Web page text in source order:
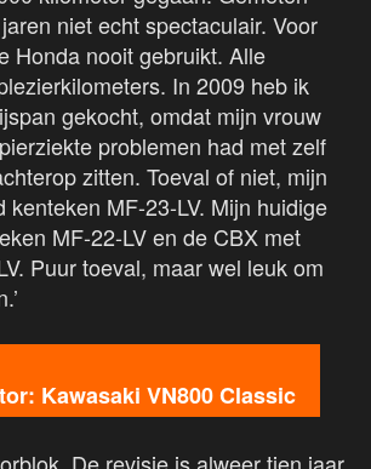
niet echt spectaculair. Voor
Honda nooit gebruikt. Alle
In 2009 heb ik
gekocht, omdat mijn vrouw
problemen had met zelf
zitten. Toeval of niet, mijn
kenteken MF-23-LV. Mijn huidige
MF-22-LV en de CBX met
Puur toeval, maar wel leuk om
Kawasaki VN800 Classic
De revisie is alweer tien jaar